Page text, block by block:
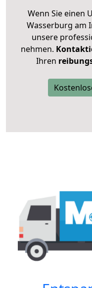
Wenn Sie einen
Wasserburg am
unsere
nehmen.
Ihren